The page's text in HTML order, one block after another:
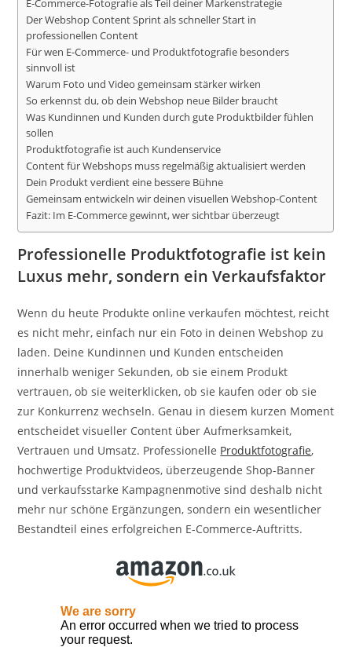
E-Commerce-Fotografie als Teil deiner Markenstrategie
Der Webshop Content Sprint als schneller Start in
professionellen Content
Für wen E-Commerce- und Produktfotografie besonders
sinnvoll ist
Warum Foto und Video gemeinsam stärker wirken
So erkennst du, ob dein Webshop neue Bilder braucht
Was Kundinnen und Kunden durch gute Produktbilder fühlen
sollen
Produktfotografie ist auch Kundenservice
Content für Webshops muss regelmäßig aktualisiert werden
Dein Produkt verdient eine bessere Bühne
Gemeinsam entwickeln wir deinen visuellen Webshop-Content
Fazit: Im E-Commerce gewinnt, wer sichtbar überzeugt
Professionelle Produktfotografie ist kein
Luxus mehr, sondern ein Verkaufsfaktor
Wenn du heute Produkte online verkaufen möchtest, reicht
es nicht mehr, einfach nur ein Foto in deinen Webshop zu
laden. Deine Kundinnen und Kunden entscheiden
innerhalb weniger Sekunden, ob sie einem Produkt
vertrauen, ob sie weiterklicken, ob sie kaufen oder ob sie
zur Konkurrenz wechseln. Genau in diesem kurzen Moment
entscheidet visueller Content über Aufmerksamkeit,
Vertrauen und Umsatz. Professionelle Produktfotografie,
hochwertige Produktvideos, überzeugende Shop-Banner
und verkaufsstarke Kampagnenmotive sind deshalb nicht
mehr nur schöne Ergänzungen, sondern ein wesentlicher
Bestandteil eines erfolgreichen E-Commerce-Auftritts.